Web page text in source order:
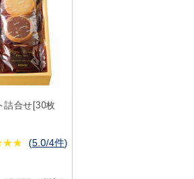
詰合せ[30枚
★★ (5.0/4件)